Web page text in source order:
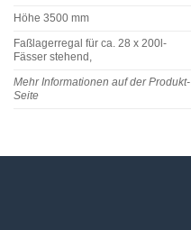
Höhe 3500 mm
Faßlagerregal für ca. 28 x 200l-
Fässer stehend,
Mehr Informationen auf der Produkt-
Seite